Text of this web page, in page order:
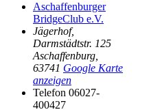
Aschaffenburger
BridgeClub e.V.
Jägerhof,
Darmstädtstr. 125
Aschaffenburg,
63741 Google Karte
anzeigen
Telefon 06027-
400427